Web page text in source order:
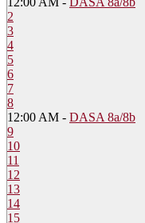
2
3
4
5
6
7
8
12:00 AM - DASA 8a/8b
9
10
11
12
13
14
15